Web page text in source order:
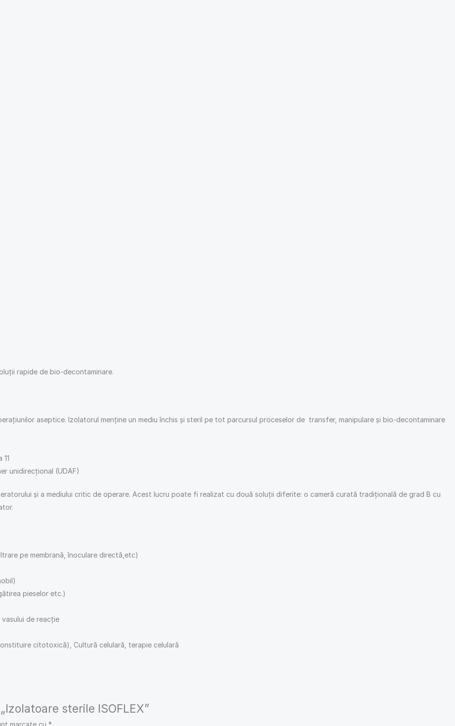
rapide de bio-decontaminare.
aseptice. Izolatorul menține un mediu închis și steril pe tot parcursul proceselor de transfer, manipulare și bio-decontaminare
unidirecțional (UDAF)
și a mediului critic de operare. Acest lucru poate fi realizat cu două soluții diferite: o cameră curată tradițională de grad B cu
pe membrană, înoculare directă,etc)
pieselor etc.)
de reacție
citotoxică), Cultură celulară, terapie celulară
sterile ISOFLEX”